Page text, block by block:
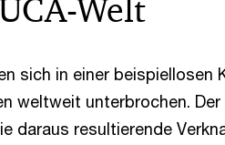
Welt
sich in einer beispiellosen
weltweit unterbrochen.
daraus resultierende